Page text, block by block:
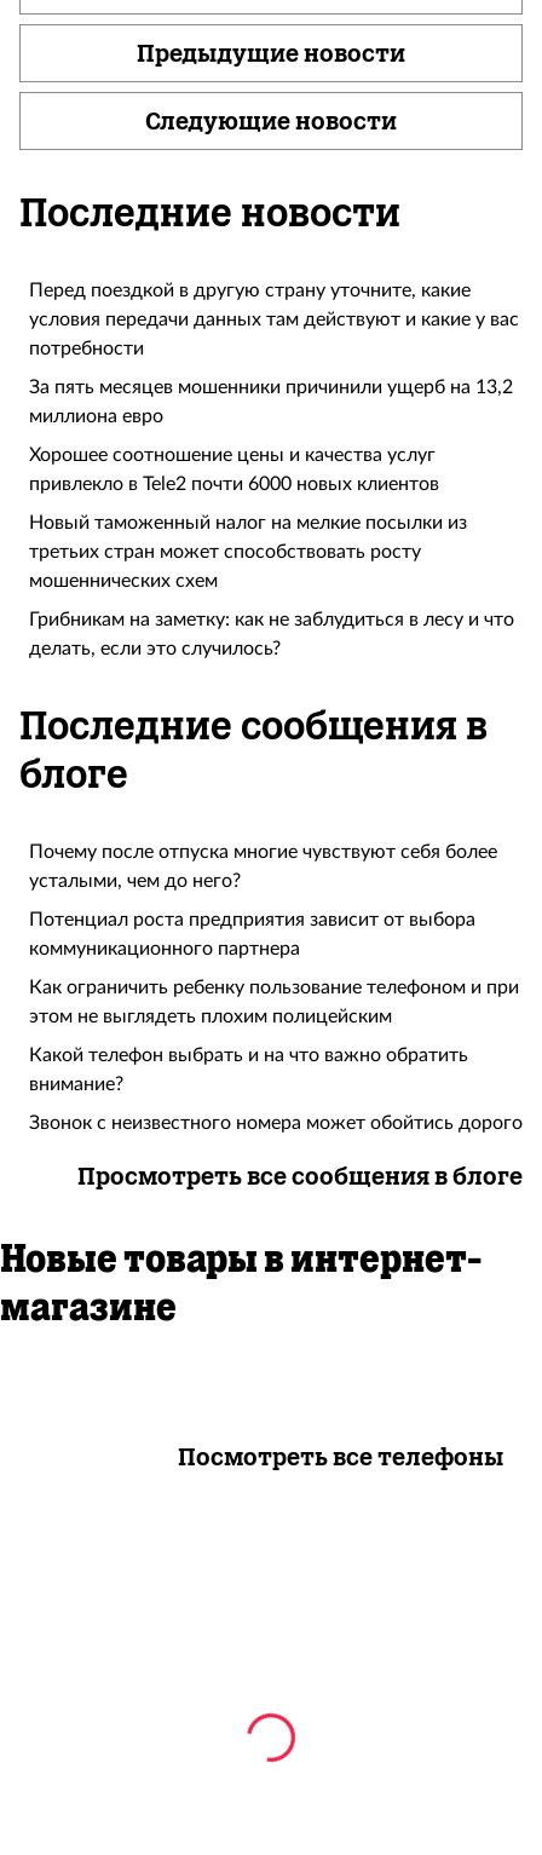
Предыдущие новости
Следующие новости
Последние новости
Перед поездкой в другую страну уточните, какие
условия передачи данных там действуют и какие у вас
потребности
За пять месяцев мошенники причинили ущерб на 13,2
миллиона евро
Хорошее соотношение цены и качества услуг
привлекло в Tele2 почти 6000 новых клиентов
Новый таможенный налог на мелкие посылки из
третьих стран может способствовать росту
мошеннических схем
Грибникам на заметку: как не заблудиться в лесу и что
делать, если это случилось?
Последние сообщения в
блоге
Почему после отпуска многие чувствуют себя более
усталыми, чем до него?
Потенциал роста предприятия зависит от выбора
коммуникационного партнера
Как ограничить ребенку пользование телефоном и при
этом не выглядеть плохим полицейским
Какой телефон выбрать и на что важно обратить
внимание?
Звонок с неизвестного номера может обойтись дорого
Просмотреть все сообщения в блоге
Новые товары в интернет-
магазине
Посмотреть все телефоны